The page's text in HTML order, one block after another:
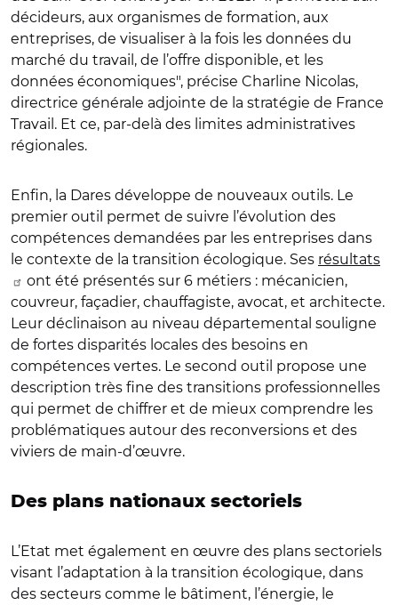
décideurs, aux organismes de formation, aux
entreprises, de visualiser à la fois les données du
marché du travail, de l’offre disponible, et les
données économiques", précise Charline Nicolas,
directrice générale adjointe de la stratégie de France
Travail. Et ce, par-delà des limites administratives
régionales.
Enfin, la Dares développe de nouveaux outils. Le
premier outil permet de suivre l’évolution des
compétences demandées par les entreprises dans
le contexte de la transition écologique. Ses résultats
ont été présentés sur 6 métiers : mécanicien,
couvreur, façadier, chauffagiste, avocat, et architecte.
Leur déclinaison au niveau départemental souligne
de fortes disparités locales des besoins en
compétences vertes. Le second outil propose une
description très fine des transitions professionnelles
qui permet de chiffrer et de mieux comprendre les
problématiques autour des reconversions et des
viviers de main-d’œuvre.
Des plans nationaux sectoriels
L’Etat met également en œuvre des plans sectoriels
visant l’adaptation à la transition écologique, dans
des secteurs comme le bâtiment, l’énergie, le